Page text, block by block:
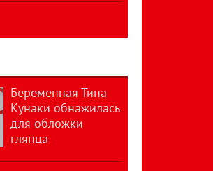
Беременная Тина
Кунаки обнажилась
для обложки
глянца